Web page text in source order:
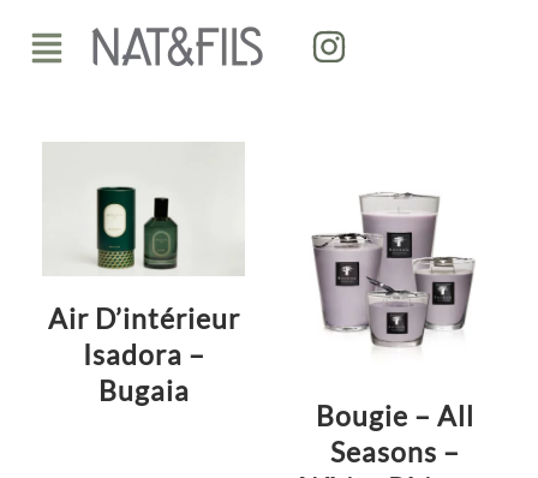
contenu
Menu
Air D’intérieur
Isadora –
Bugaia
Bougie – All
Seasons –